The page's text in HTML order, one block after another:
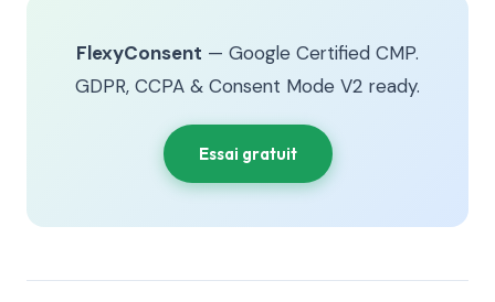
FlexyConsent — Google Certified CMP.
GDPR, CCPA & Consent Mode V2 ready.
Essai gratuit